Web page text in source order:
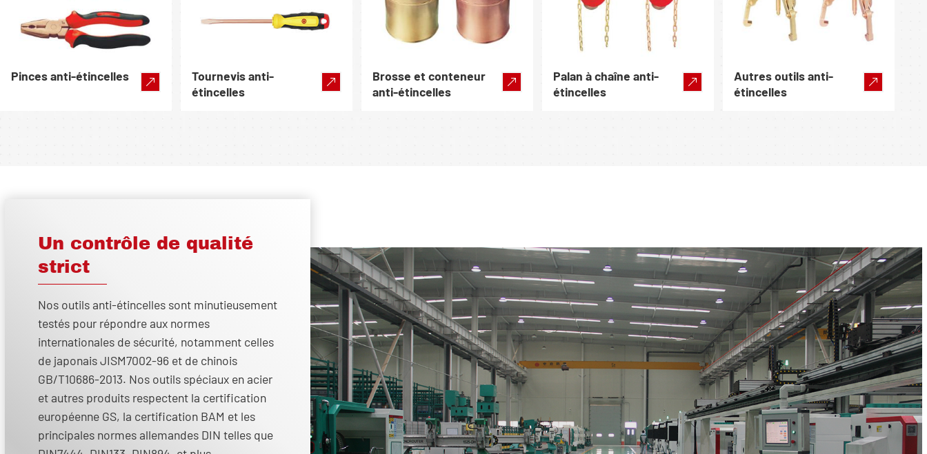
Pinces anti-étincelles
Tournevis anti-
étincelles
Brosse et conteneur
anti-étincelles
Palan à chaîne anti-
étincelles
Autres outils anti-
étincelles
Un contrôle de qualité
strict
Nos outils anti-étincelles sont minutieusement
testés pour répondre aux normes
internationales de sécurité, notamment celles
de japonais JISM7002-96 et de chinois
GB/T10686-2013. Nos outils spéciaux en acier
et autres produits respectent la certification
européenne GS, la certification BAM et les
principales normes allemandes DIN telles que